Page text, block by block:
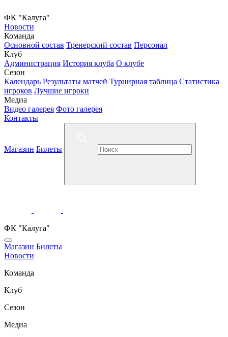
ФК "Калуга"
Новости
Команда
Основной состав Тренерский состав Персонал
Клуб
Администрация История клуба О клубе
Сезон
Календарь Результаты матчей Турнирная таблица Статистика
игроков Лучшие игроки
Медиа
Видео галерея Фото галерея
Контакты
Магазин Билеты
ФК "Калуга"
Магазин Билеты
Новости
Команда
Клуб
Сезон
Медиа